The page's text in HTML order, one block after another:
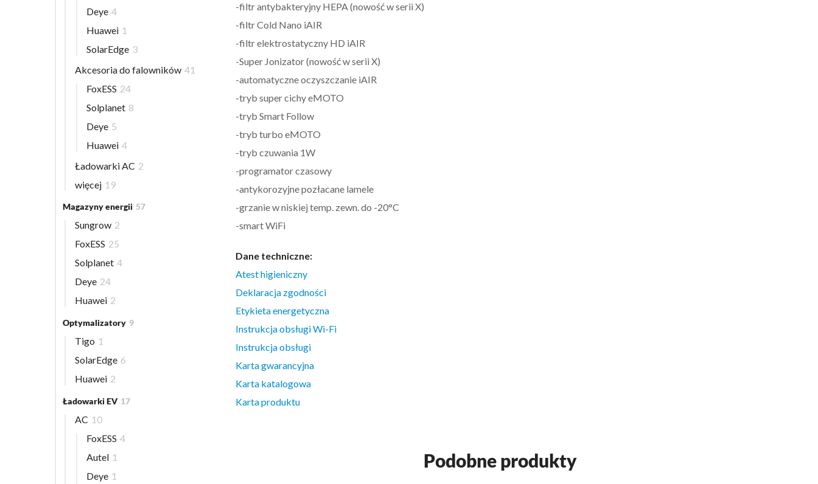
-filtr antybakteryjny HEPA (nowość w serii X)
-filtr Cold Nano iAIR
-filtr elektrostatyczny HD iAIR
-Super Jonizator (nowość w serii X)
-automatyczne oczyszczanie iAIR
-tryb super cichy eMOTO
-tryb Smart Follow
-tryb turbo eMOTO
-tryb czuwania 1W
-programator czasowy
-antykorozyjne pozłacane lamele
-grzanie w niskiej temp. zewn. do -20°C
-smart WiFi
Dane techniczne:
Atest higieniczny
Deklaracja zgodności
Etykieta energetyczna
Instrukcja obsługi Wi-Fi
Instrukcja obsługi
Karta gwarancyjna
Karta katalogowa
Karta produktu
Podobne produkty
Deye 4
Huawei 1
SolarEdge 3
Akcesoria do falowników 41
FoxESS 24
Solplanet 8
Deye 5
Huawei 4
Ładowarki AC 2
więcej 19
Magazyny energii 57
Sungrow 2
FoxESS 25
Solplanet 4
Deye 24
Huawei 2
Optymalizatory 9
Tigo 1
SolarEdge 6
Huawei 2
Ładowarki EV 17
AC 10
FoxESS 4
Autel 1
Deye 1